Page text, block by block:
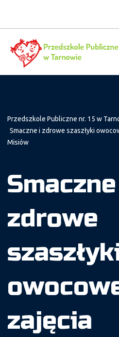
Przedszkole Publiczne nr. 15 w
Smaczne i zdrowe szaszłyki
Misiów
zdrowe
zajęcia